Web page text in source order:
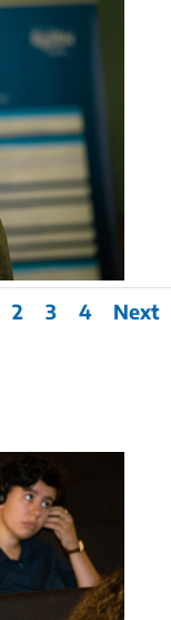
2 3 4 Next